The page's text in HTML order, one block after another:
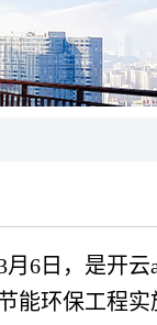
6日，是开云
能环保工程实